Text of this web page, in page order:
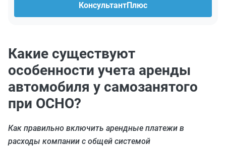
КонсультантПлюс
Какие существуют
особенности учета аренды
автомобиля у самозанятого
при ОСНО?
Как правильно включить арендные платежи в
расходы компании с общей системой